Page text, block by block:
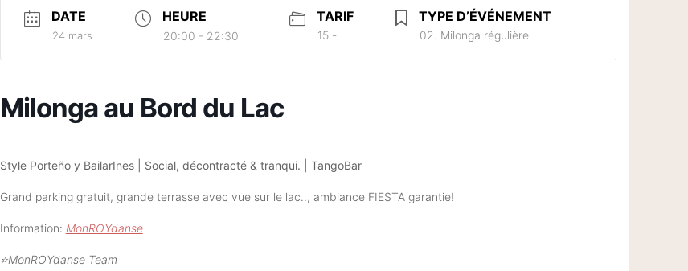
DATE
24 mars
HEURE
20:00 - 22:30
TARIF
15.-
TYPE D’ÉVÉNEMENT
02. Milonga régulière
Milonga au Bord du Lac
Style Porteño y BailarInes | Social, décontracté & tranqui. | TangoBar
Grand parking gratuit, grande terrasse avec vue sur le lac.., ambiance FIESTA garantie!
Information: MonROYdanse
⭐️MonROYdanse Team